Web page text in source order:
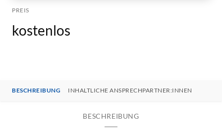
PREIS
kostenlos
BESCHREIBUNG INHALTLICHE ANSPRECHPARTNER:INNEN
BESCHREIBUNG